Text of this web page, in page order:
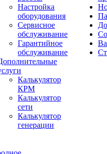
Настройка
оборудования
Сервисное
обслуживание
Гарантийное
обслуживание
Калькулятор
КРМ
Калькулятор
сети
Калькулятор
генерации